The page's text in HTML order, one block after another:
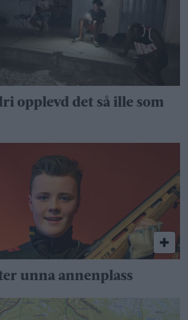
opplevd det så ille som
unna annenplass